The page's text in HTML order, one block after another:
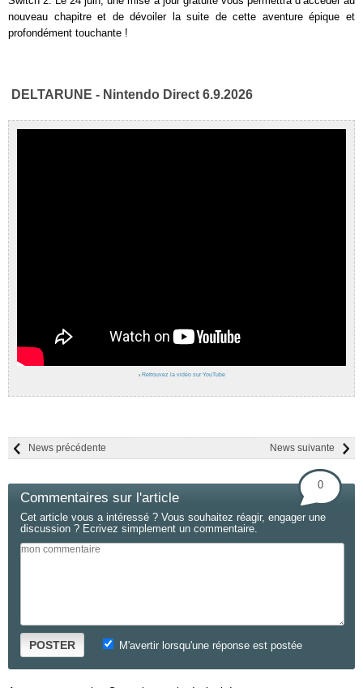
nouveau chapitre et de dévoiler la suite de cette aventure épique et
profondément touchante !
DELTARUNE - Nintendo Direct 6.9.2026
› Retrouvez la vidéo sur YouTube
News suivante
News précédente
Commentaires sur l'article
0
Cet article vous a intéressé ? Vous souhaitez réagir, engager une
discussion ? Ecrivez simplement un commentaire.
POSTER M'avertir lorsqu'une réponse est postée